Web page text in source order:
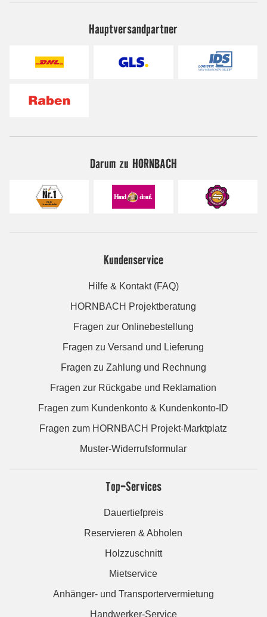
Hauptversandpartner
Darum zu HORNBACH
Kundenservice
Hilfe & Kontakt (FAQ)
HORNBACH Projektberatung
Fragen zur Onlinebestellung
Fragen zu Versand und Lieferung
Fragen zu Zahlung und Rechnung
Fragen zur Rückgabe und Reklamation
Fragen zum Kundenkonto & Kundenkonto-ID
Fragen zum HORNBACH Projekt-Marktplatz
Muster-Widerrufsformular
Top-Services
Dauertiefpreis
Reservieren & Abholen
Holzzuschnitt
Mietservice
Anhänger- und Transportervermietung
Handwerker-Service